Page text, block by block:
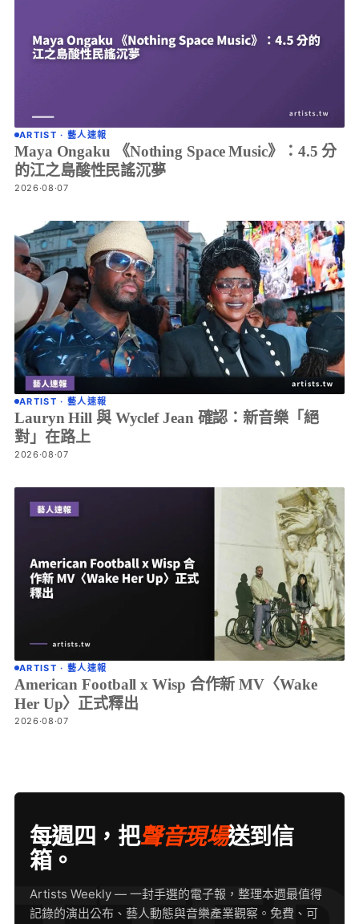
ARTIST · 藝人速報
Maya Ongaku 《Nothing Space Music》：4.5 分
的江之島酸性民謠沉夢
2026·08·07
ARTIST · 藝人速報
Lauryn Hill 與 Wyclef Jean 確認：新音樂「絕
對」在路上
2026·08·07
ARTIST · 藝人速報
American Football x Wisp 合作新 MV〈Wake
Her Up〉正式釋出
2026·08·07
每週四，把聲音現場送到信
箱。
Artists Weekly — 一封手選的電子報，整理本週最值得
記錄的演出公布、藝人動態與音樂產業觀察。免費、可